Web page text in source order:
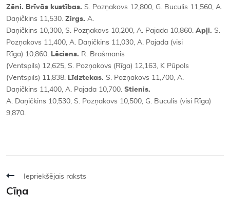
Zēni. Brīvās kustības. S. Pozņakovs 12,800, G. Buculis 11,560, A.
Daņičkins 11,530. Zirgs. A.
Daņičkins 10,300, S. Pozņakovs 10,200, A. Pajada 10,860. Apļi. S.
Pozņakovs 11,400, A. Daņičkins 11,030, A. Pajada (visi
Rīga) 10,860. Lēciens. R. Brašmanis
(Ventspils) 12,625, S. Pozņakovs (Rīga) 12,163, K Pūpols
(Ventspils) 11,838. Līdztekas. S. Pozņakovs 11,700, A.
Daņičkins 11,400, A. Pajada 10,700. Stienis.
A. Daņičkins 10,530, S. Pozņakovs 10,500, G. Buculis (visi Rīga)
9,870.
Iepriekšējais raksts
Cīņa